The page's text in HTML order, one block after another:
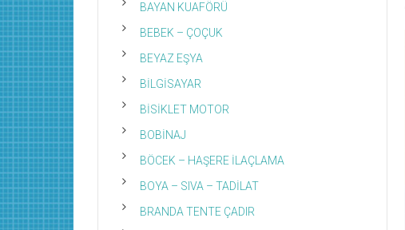
BAYAN KUAFÖRÜ
BEBEK – ÇOÇUK
BEYAZ EŞYA
BİLGİSAYAR
BİSİKLET MOTOR
BOBİNAJ
BÖCEK – HAŞERE İLAÇLAMA
BOYA – SIVA – TADİLAT
BRANDA TENTE ÇADIR